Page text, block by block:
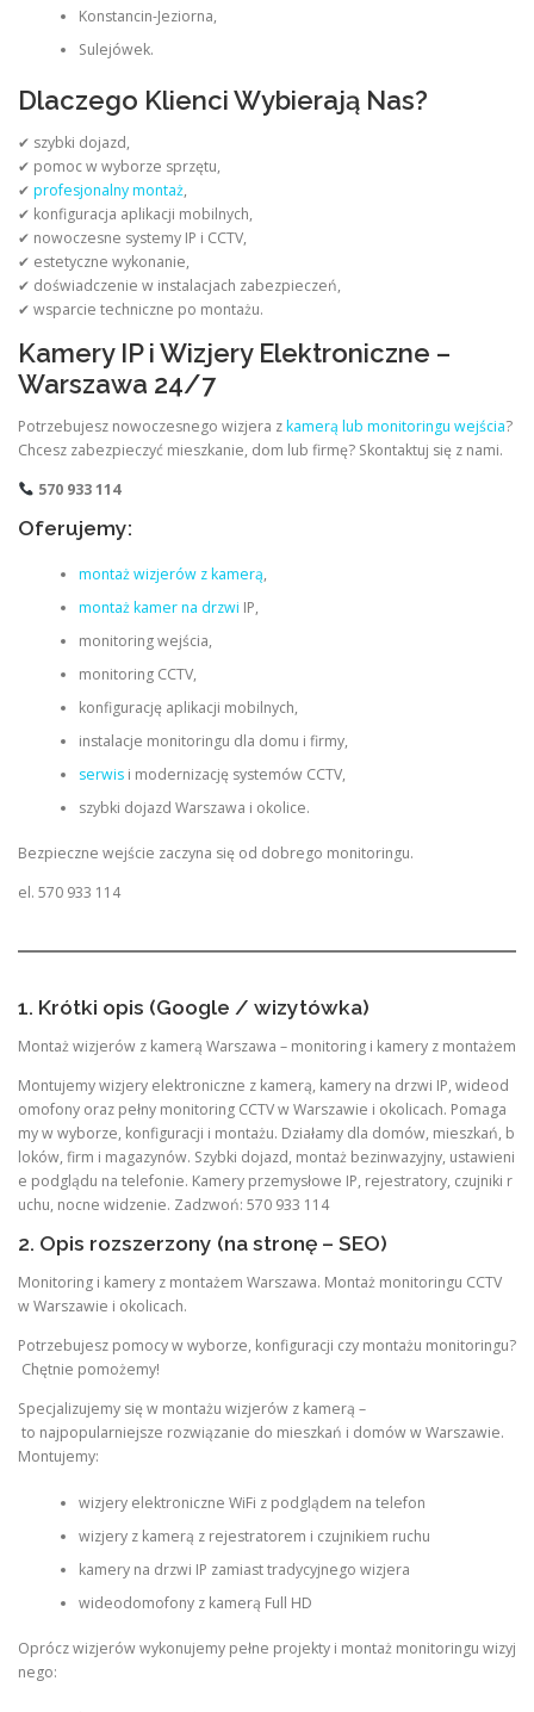
Konstancin-Jeziorna,
Sulejówek.
Dlaczego Klienci Wybierają Nas?
✔ szybki dojazd,
✔ pomoc w wyborze sprzętu,
✔ profesjonalny montaż,
✔ konfiguracja aplikacji mobilnych,
✔ nowoczesne systemy IP i CCTV,
✔ estetyczne wykonanie,
✔ doświadczenie w instalacjach zabezpieczeń,
✔ wsparcie techniczne po montażu.
Kamery IP i Wizjery Elektroniczne –
Warszawa 24/7
Potrzebujesz nowoczesnego wizjera zkamerą lub monitoringu wejścia?
Chcesz zabezpieczyć mieszkanie, dom lub firmę? Skontaktuj się z nami.
570 933 114
Oferujemy:
montaż wizjerów z kamerą,
montaż kamer na drzwi IP,
monitoring wejścia,
monitoring CCTV,
konfigurację aplikacji mobilnych,
instalacje monitoringu dla domu i firmy,
serwisi modernizację systemów CCTV,
szybki dojazd Warszawa i okolice.
Bezpieczne wejście zaczyna się od dobrego monitoringu.
el. 570 933 114
1. Krótki opis (Google / wizytówka)
Montaż wizjerów z kamerą Warszawa – monitoring i kamery z montażem
Montujemy wizjery elektroniczne z kamerą, kamery na drzwi IP, wideod
omofony oraz pełny monitoring CCTV w Warszawie i okolicach. Pomaga
my w wyborze, konfiguracji i montażu. Działamy dla domów, mieszkań, b
loków, firm i magazynów. Szybki dojazd, montaż bezinwazyjny, ustawieni
e podglądu na telefonie. Kamery przemysłowe IP, rejestratory, czujniki r
uchu, nocne widzenie. Zadzwoń: 570 933 114
2. Opis rozszerzony (na stronę – SEO)
Monitoring i kamery z montażem Warszawa. Montaż monitoringu CCTV
w Warszawie i okolicach.
Potrzebujesz pomocy w wyborze, konfiguracji czy montażu monitoringu?
Chętnie pomożemy!
Specjalizujemy się w montażu wizjerów z kamerą –
to najpopularniejsze rozwiązanie do mieszkań i domów w Warszawie.
Montujemy:
wizjery elektroniczne WiFi z podglądem na telefon
wizjery z kamerą z rejestratorem i czujnikiem ruchu
kamery na drzwi IP zamiast tradycyjnego wizjera
wideodomofony z kamerą Full HD
Oprócz wizjerów wykonujemy pełne projekty i montaż monitoringu wizyj
nego: